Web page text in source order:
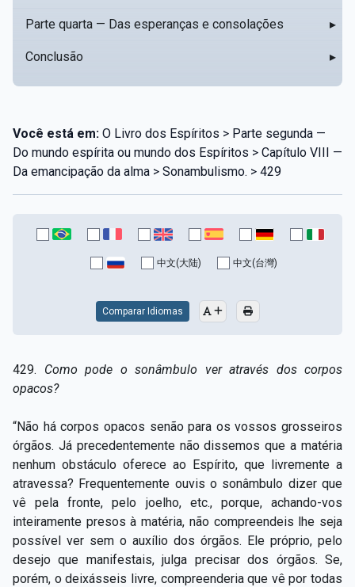
Parte quarta — Das esperanças e consolações ▸
Conclusão ▸
Você está em: O Livro dos Espíritos > Parte segunda —
Do mundo espírita ou mundo dos Espíritos > Capítulo VIII —
Da emancipação da alma > Sonambulismo. > 429
中文(大陆) 中文(台灣)
Comparar Idiomas
429. Como pode o sonâmbulo ver através dos corpos
opacos?
“Não há corpos opacos senão para os vossos grosseiros
órgãos. Já precedentemente não dissemos que a matéria
nenhum obstáculo oferece ao Espírito, que livremente a
atravessa? Frequentemente ouvis o sonâmbulo dizer que
vê pela fronte, pelo joelho, etc., porque, achando-vos
inteiramente presos à matéria, não compreendeis lhe seja
possível ver sem o auxílio dos órgãos. Ele próprio, pelo
desejo que manifestais, julga precisar dos órgãos. Se,
porém, o deixásseis livre, compreenderia que vê por todas